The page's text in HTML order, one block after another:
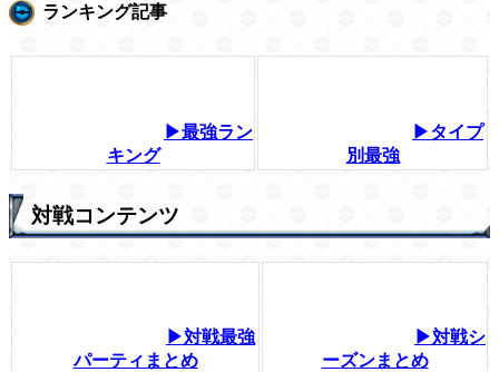
ランキング記事
▶最強ラン
キング
▶タイプ
別最強
対戦コンテンツ
▶対戦最強
パーティまとめ
▶対戦シ
ーズンまとめ